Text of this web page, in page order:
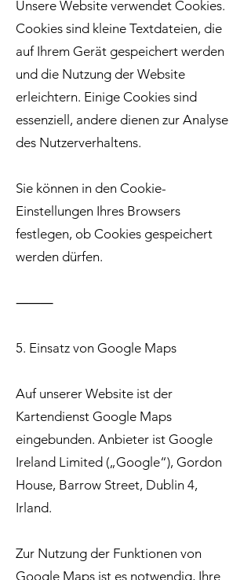
Unsere Website verwendet Cookies.
Cookies sind kleine Textdateien, die
auf Ihrem Gerät gespeichert werden
und die Nutzung der Website
erleichtern. Einige Cookies sind
essenziell, andere dienen zur Analyse
des Nutzerverhaltens.
Sie können in den Cookie-
Einstellungen Ihres Browsers
festlegen, ob Cookies gespeichert
werden dürfen.
⸻
5. Einsatz von Google Maps
Auf unserer Website ist der
Kartendienst Google Maps
eingebunden. Anbieter ist Google
Ireland Limited („Google“), Gordon
House, Barrow Street, Dublin 4,
Irland.
Zur Nutzung der Funktionen von
Google Maps ist es notwendig, Ihre